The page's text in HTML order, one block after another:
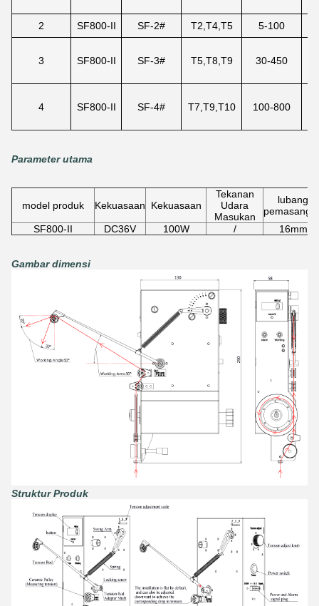
2 SF800-II SF-2# T2,T4,T5 5-100
3 SF800-II SF-3# T5,T8,T9 30-450
4 SF800-II SF-4# T7,T9,T10 100-800
Parameter utama
model produk Kekuasaan Kekuasaan
Tekanan
Udara
Masukan
lubang
SF800-II
DC36V 100W / 16mm
Gambar dimensi
Struktur Produk